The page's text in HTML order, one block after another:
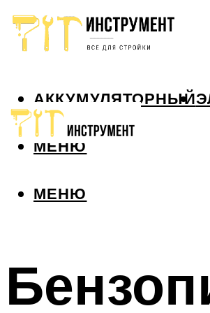
АККУМУЛЯТОРНЫЙ
МЕНЮ
МЕНЮ